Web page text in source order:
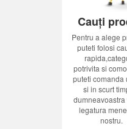
Cauți
Pentru a alege
puteti folosi
potrivita si
puteti comanda
si in scurt
dumneavoastra
legatura
nostru.